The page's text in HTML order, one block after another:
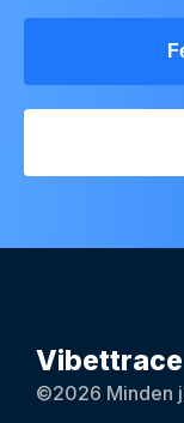
Vibettrace
©2026 Minden